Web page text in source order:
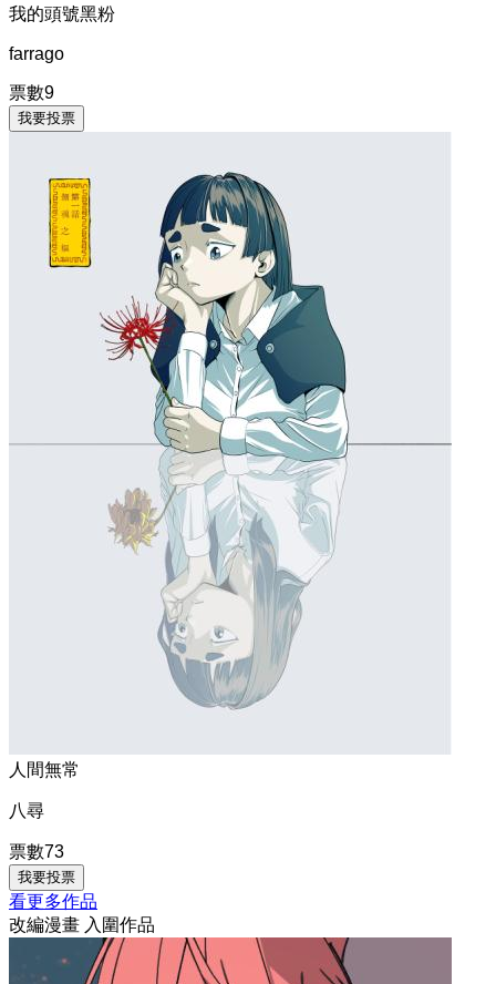
我的頭號黑粉
farrago
票數9
我要投票
人間無常
八尋
票數73
我要投票
看更多作品
改編漫畫 入圍作品